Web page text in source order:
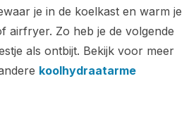
je in de koelkast en warm je
airfryer. Zo heb je de volgende
als ontbijt. Bekijk voor meer
koolhydraatarme